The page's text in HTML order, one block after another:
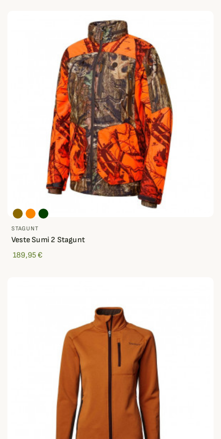
STAGUNT
Veste Sumi 2 Stagunt
189,95 €